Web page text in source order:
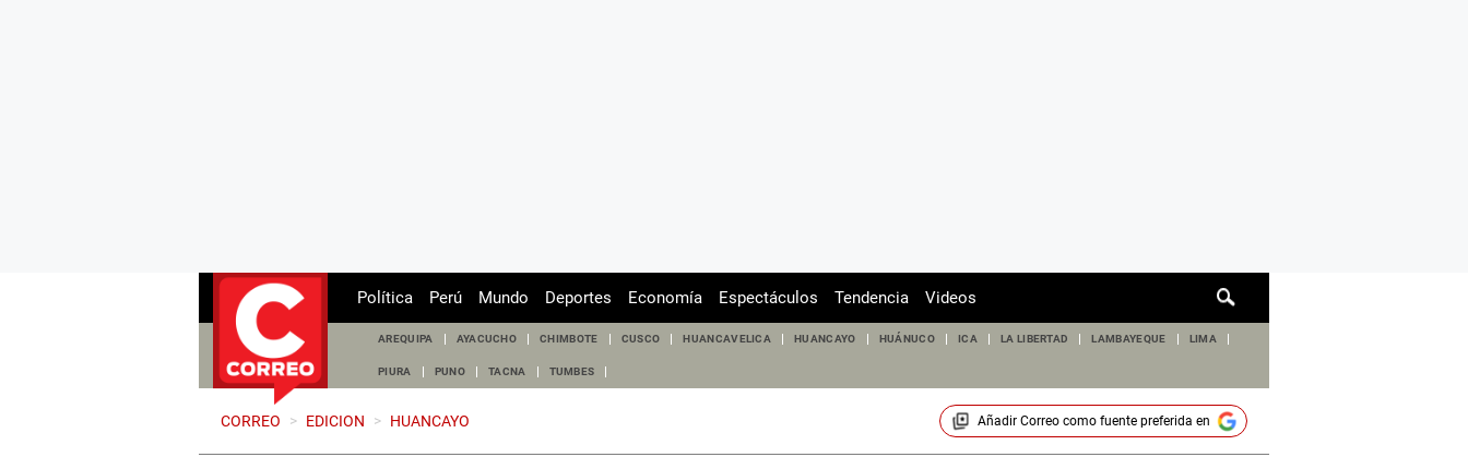
de
Política Perú Mundo Deportes Economía Espectáculos Tendencia Videos
AREQUIPA AYACUCHO CHIMBOTE CUSCO HUANCAVELICA HUANCAYO HUÁNUCO ICA LA LIBERTAD LAMBAYEQUE LIMA
PIURA PUNO TACNA TUMBES
CORREO > EDICION > HUANCAYO Añadir Correocomo fuente preferida en